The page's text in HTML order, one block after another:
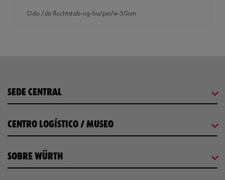
ddu /zb-fluchtstab-ng-ho/pvr/w-50cm
SEDE CENTRAL
CENTRO LOGÍSTICO / MUSEO
SOBRE WÜRTH